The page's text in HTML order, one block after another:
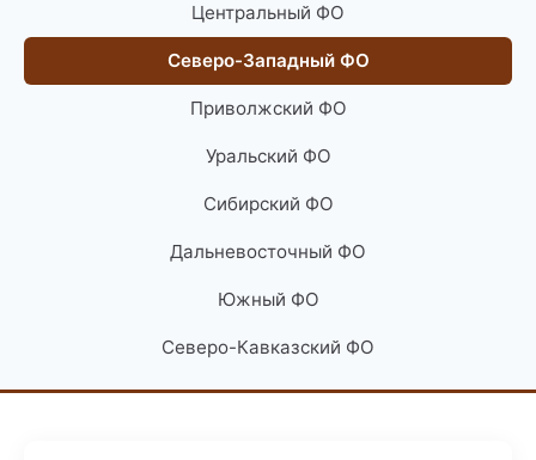
Центральный ФО
Северо-Западный ФО
Приволжский ФО
Уральский ФО
Сибирский ФО
Дальневосточный ФО
Южный ФО
Северо-Кавказский ФО